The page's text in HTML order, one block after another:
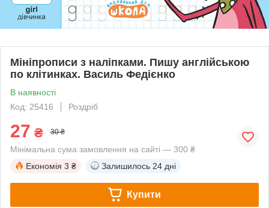
Мініпрописи з наліпками. Пишу англійською
по клітинках. Василь Федієнко
В наявності
Код: 25416
Роздріб
27 ₴ 30 ₴
Мінімальна сума замовлення на сайті — 300 ₴
Економія 3 ₴ Залишилось 24 дні
Купити